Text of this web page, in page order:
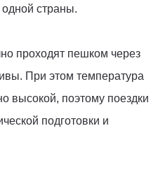
одной страны.
проходят пешком через
При этом температура
высокой, поэтому поездки
подготовки и